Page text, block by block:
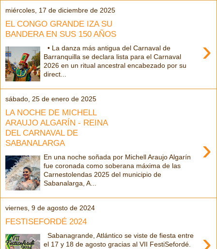
miércoles, 17 de diciembre de 2025
EL CONGO GRANDE IZA SU
BANDERA EN SUS 150 AÑOS
›
• La danza más antigua del Carnaval de
Barranquilla se declara lista para el Carnaval
2026 en un ritual ancestral encabezado por su
direct...
sábado, 25 de enero de 2025
LA NOCHE DE MICHELL
ARAUJO ALGARÍN - REINA
DEL CARNAVAL DE
SABANALARGA
›
En una noche soñada por Michell Araujo Algarín
fue coronada como soberana máxima de las
Carnestolendas 2025 del municipio de
Sabanalarga, A...
viernes, 9 de agosto de 2024
FESTISEFORDÉ 2024
Sabanagrande, Atlántico se viste de fiesta entre
el 17 y 18 de agosto gracias al VII FestiSefordé.